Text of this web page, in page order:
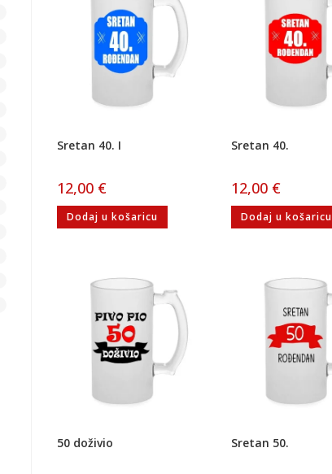
Sretan 40. I
12,00 €
Dodaj u košaricu
Sretan 40.
12,00 €
Dodaj u košaricu
50 doživio Sretan 50.